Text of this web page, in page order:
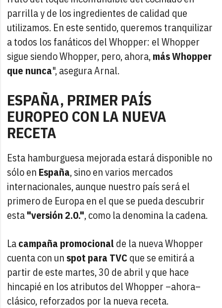
parrilla y de los ingredientes de calidad que
utilizamos. En este sentido, queremos tranquilizar
a todos los fanáticos del Whopper: el Whopper
sigue siendo Whopper, pero, ahora,más Whopper
que nunca", asegura Arnal.
ESPAÑA, PRIMER PAÍS
EUROPEO CON LA NUEVA
RECETA
Esta hamburguesa mejorada estará disponible no
sólo en España, sino en varios mercados
internacionales, aunque nuestro país será el
primero de Europa en el que se pueda descubrir
esta"versión 2.0.", como la denomina la cadena.
Lacampaña promocionalde la nueva Whopper
cuenta con un spot para TVC que se emitirá a
partir de este martes, 30 de abril y que hace
hincapié en los atributos del Whopper –ahora–
clásico, reforzados por la nueva receta.